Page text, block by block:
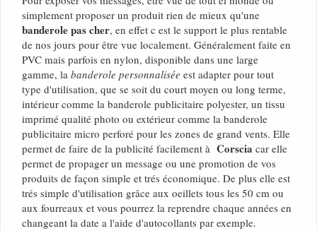
simplement proposer un produit rien de mieux qu'une
banderole pas cher, en effet c est le support le plus rentable
de nos jours pour être vue localement. Généralement faite en
PVC mais parfois en nylon, disponible dans une large
gamme, la banderole personnalisée est adapter pour tout
type d'utilisation, que se soit du court moyen ou long terme,
intérieur comme la banderole publicitaire polyester, un tissu
imprimé qualité photo ou extérieur comme la banderole
publicitaire micro perforé pour les zones de grand vents. Elle
permet de faire de la publicité facilement à Corscia car elle
permet de propager un message ou une promotion de vos
produits de façon simple et trés économique. De plus elle est
trés simple d'utilisation grâce aux oeillets tous les 50 cm ou
aux fourreaux et vous pourrez la reprendre chaque années en
changeant la date a l'aide d'autocollants par exemple.